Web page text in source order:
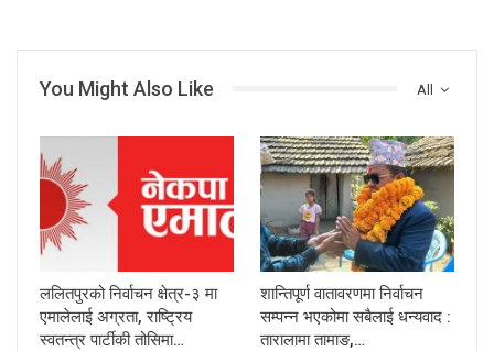
All
You Might Also Like
ललितपुरको निर्वाचन क्षेत्र-३ मा
एमालेलाई अग्रता, राष्ट्रिय
स्वतन्त्र पार्टीकी तोसिमा…
शान्तिपूर्ण वातावरणमा निर्वाचन
सम्पन्न भएकोमा सबैलाई धन्यवाद :
तारालामा तामाङ,…